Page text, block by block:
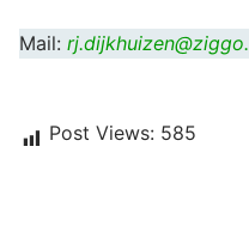
Mail:
Post Views: 585